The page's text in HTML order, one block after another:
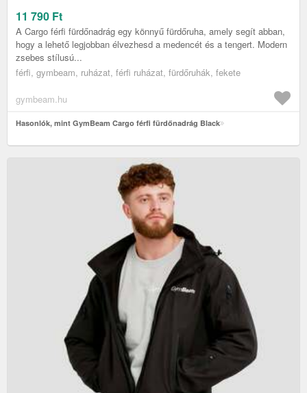
11 790 Ft
A Cargo férfi fürdőnadrág egy könnyű fürdőruha, amely segít abban,
hogy a lehető legjobban élvezhesd a medencét és a tengert. Modern
zsebes stílusú...
férfi, gymbeam, ruházat, férfi ruházat, fürdőruhák, fekete
gymbeam.hu
Hasonlók, mint GymBeam Cargo férfi fürdőnadrág Black